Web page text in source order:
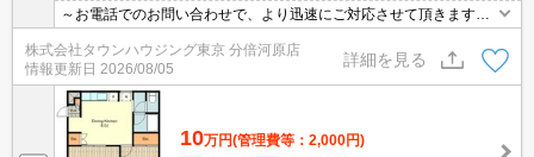
～お電話でのお問い合わせで、より迅速にご対応させて頂きます～
地域密着タウンハウジングまで～
株式会社タウンハウジング東京 分倍河原店
情報更新日 2026/08/05
詳細を見る
10万円(管理費等：2,000円)